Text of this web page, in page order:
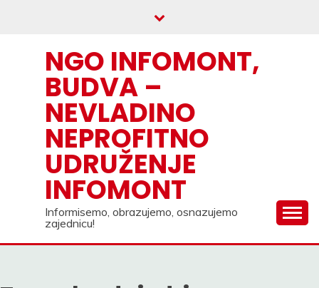
NGO INFOMONT,
BUDVA –
NEVLADINO
NEPROFITNO
UDRUŽENJE
INFOMONT
Informisemo, obrazujemo, osnazujemo
zajednicu!